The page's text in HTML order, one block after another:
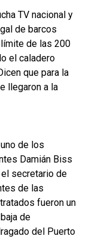
TV nacional y
de barcos
de las 200
el caladero
que para la
llegaron a la
de los
Damián Biss
secretario de
de las
fueron un
de
del Puerto